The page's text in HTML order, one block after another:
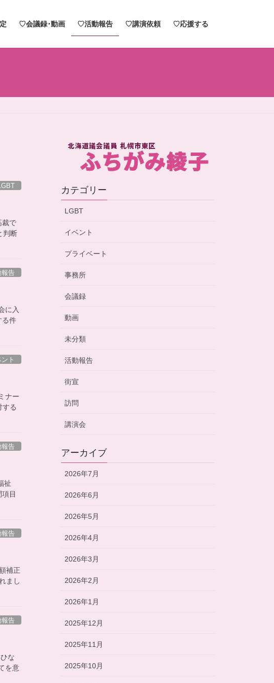
♡会議録･動画 ♡活動報告 ♡講演依頼 ♡応援する
裁で
判断
報告
に入
る件
ト
ナー
る
報告
祉
目
報告
補正
まし
報告
な
を意
カテゴリー
LGBT
イベント
プライベート
事務所
会議録
動画
未分類
活動報告
街宣
訪問
講演会
アーカイブ
2026年7月
2026年6月
2026年5月
2026年4月
2026年3月
2026年2月
2026年1月
2025年12月
2025年11月
2025年10月